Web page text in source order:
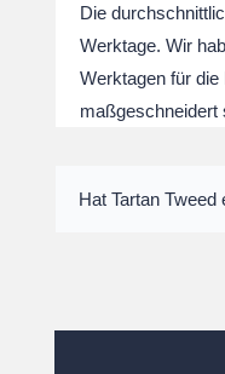
Die
Werktage. Wir
Werktagen für
maßgeschneidert
Hat Tartan Tweed